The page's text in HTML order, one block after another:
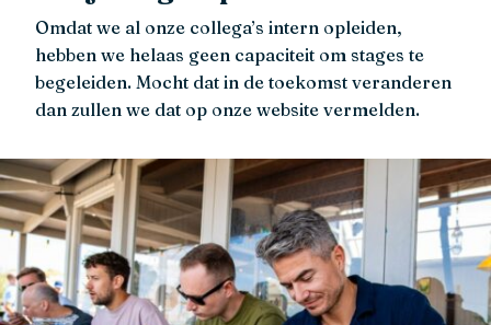
Omdat we al onze collega’s intern opleiden,
hebben we helaas geen capaciteit om stages te
begeleiden. Mocht dat in de toekomst veranderen
dan zullen we dat op onze website vermelden.